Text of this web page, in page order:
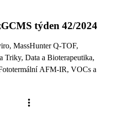
týden 42/2024
MassHunter Q-TOF,
Triky, Data a Bioterapeutika,
AFM-IR, VOCs a